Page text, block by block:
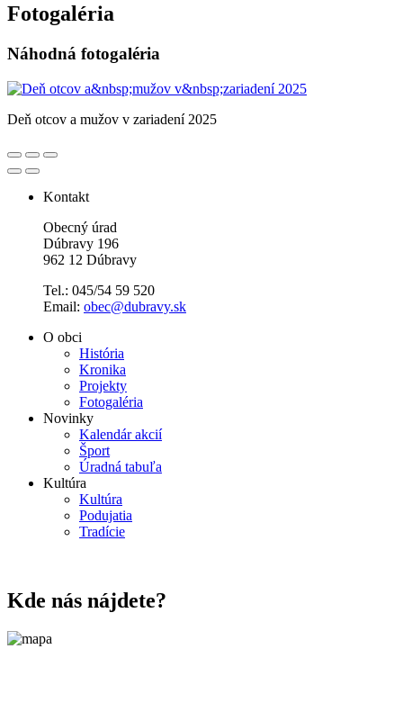
Fotogaléria
Náhodná fotogaléria
Deň otcov a mužov v zariadení 2025
Kontakt
Obecný úrad
Dúbravy 196
962 12 Dúbravy
Tel.: 045/54 59 520
Email: obec@dubravy.sk
O obci
História
Kronika
Projekty
Fotogaléria
Novinky
Kalendár akcií
Šport
Úradná tabuľa
Kultúra
Kultúra
Podujatia
Tradície
Kde nás nájdete?